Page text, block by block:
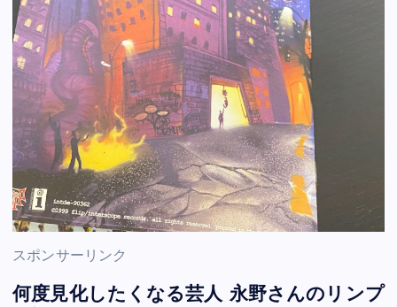
スポンサーリンク
何度見化したくなる芸人 永野さんのリンプ